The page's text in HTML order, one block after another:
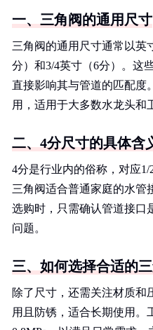
一、三角阀的通用尺寸
三角阀的通用尺寸通常以英
分）和3/4英寸（6分）。这
直接影响其与管道的匹配度
用，适用于大多数水龙头和
二、4分尺寸的具体含
4分是行业内的俗称，对应
三角阀适合普通家庭的水管
选购时，只需确认管道接口
问题。
三、如何选择合适的
除了尺寸，还需关注材质和
用且防锈，适合长期使用。